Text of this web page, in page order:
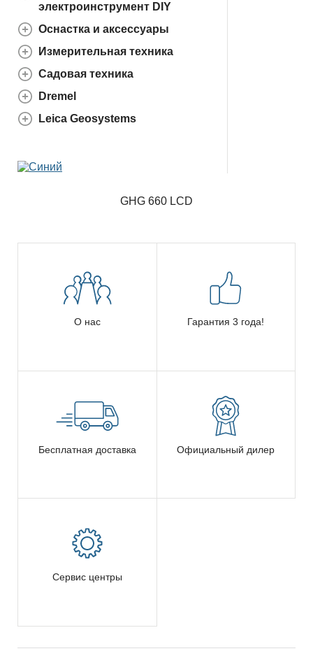
электроинструмент DIY
Оснастка и аксессуары
Измерительная техника
Садовая техника
Dremel
Leica Geosystems
GHG 660 LCD
О нас Гарантия 3 года!
Бесплатная доставка Официальный дилер
Сервис центры